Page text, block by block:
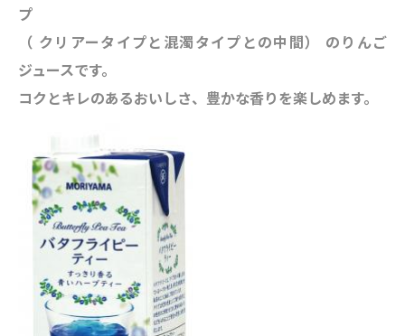
プ
（ クリアータイプと混濁タイプとの中間） のりんご
ジュースです。
コクとキレのあるおいしさ、豊かな香りを楽しめます。